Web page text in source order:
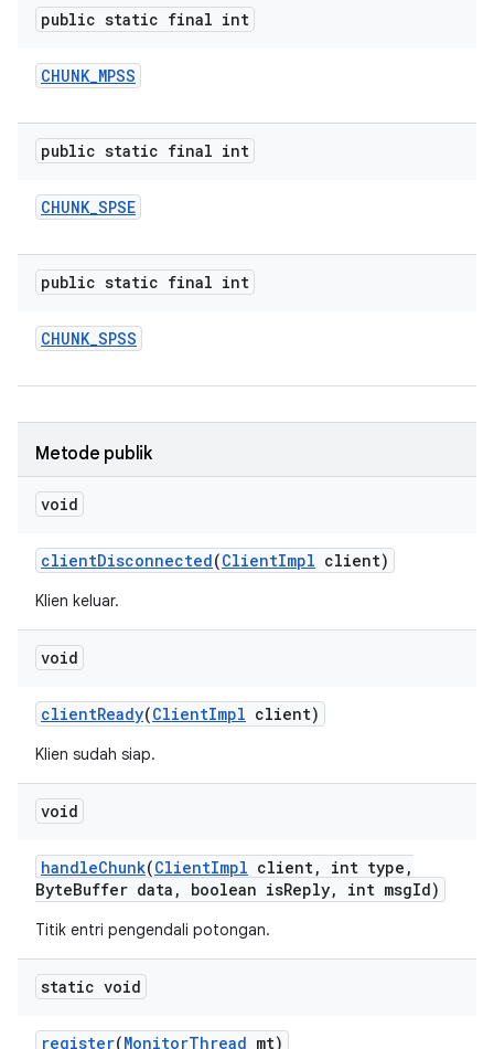
public static final int
CHUNK_MPSS
public static final int
CHUNK_SPSE
public static final int
CHUNK_SPSS
Metode publik
void
clientDisconnected(ClientImpl client)
Klien keluar.
void
clientReady(ClientImpl client)
Klien sudah siap.
void
handleChunk(ClientImpl client, int type ,
ByteBuffer data , boolean isReply, int msgId)
Titik entri pengendali potongan.
static void
register(MonitorThread mt)